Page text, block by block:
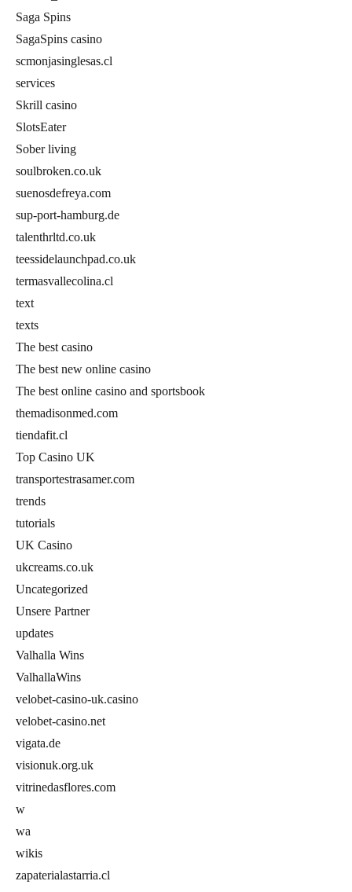
Saga Spins
SagaSpins casino
scmonjasinglesas.cl
services
Skrill casino
SlotsEater
Sober living
soulbroken.co.uk
suenosdefreya.com
sup-port-hamburg.de
talenthrltd.co.uk
teessidelaunchpad.co.uk
termasvallecolina.cl
text
texts
The best casino
The best new online casino
The best online casino and sportsbook
themadisonmed.com
tiendafit.cl
Top Casino UK
transportestrasamer.com
trends
tutorials
UK Casino
ukcreams.co.uk
Uncategorized
Unsere Partner
updates
Valhalla Wins
ValhallaWins
velobet-casino-uk.casino
velobet-casino.net
vigata.de
visionuk.org.uk
vitrinedasflores.com
w
wa
wikis
zapaterialastarria.cl